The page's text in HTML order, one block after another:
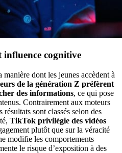
influence cognitive
dont les jeunes accèdent à
de la génération Z préfèrent
des informations, ce qui pose
Contrairement aux moteurs
sont classés selon des
TikTok privilégie des vidéos
plutôt que sur la véracité
modifie les comportements
le risque d’exposition à des